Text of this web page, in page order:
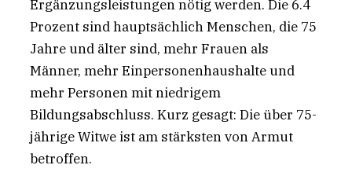
Ergänzungsleistungen nötig werden. Die 6.4
Prozent sind hauptsächlich Menschen, die 75
Jahre und älter sind, mehr Frauen als
Männer, mehr Einpersonenhaushalte und
mehr Personen mit niedrigem
Bildungsabschluss. Kurz gesagt: Die über 75-
jährige Witwe ist am stärksten von Armut
betroffen.